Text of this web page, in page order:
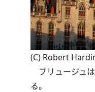
(C) Robert
ブリュージュ
る。